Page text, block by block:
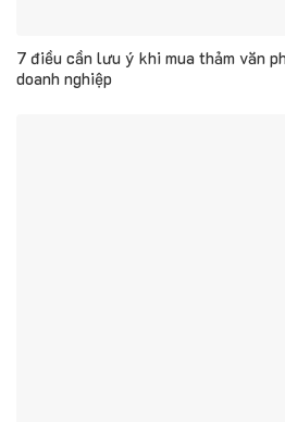
7 điều cần lưu ý khi mua thảm văn
doanh nghiệp